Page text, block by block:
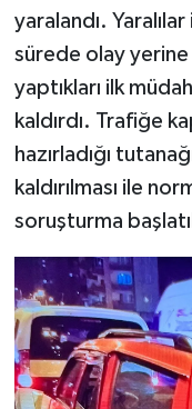
yaralandı.
sürede olay yerine
yaptıkları ilk
kaldırdı. Trafiğe
hazırladığı
kaldırılması ile
soruşturma